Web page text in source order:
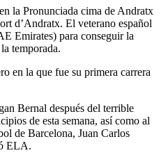
la Pronunciada cima de Andratx
d’Andratx. El veterano español
Emirates) para conseguir la
temporada.
en la que fue su primera carrera
Bernal después del terrible
de esta semana, así como al
de Barcelona, ​​Juan Carlos
ELA.